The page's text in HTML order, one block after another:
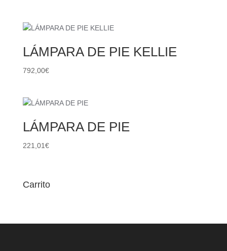
LÁMPARA DE PIE KELLIE
792,00€
LÁMPARA DE PIE
221,01€
Carrito